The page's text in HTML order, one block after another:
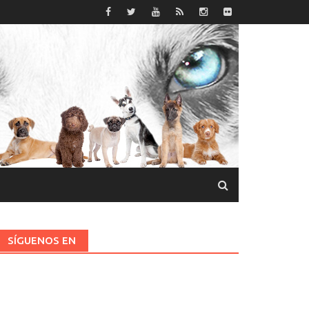
SÍGUENOS EN